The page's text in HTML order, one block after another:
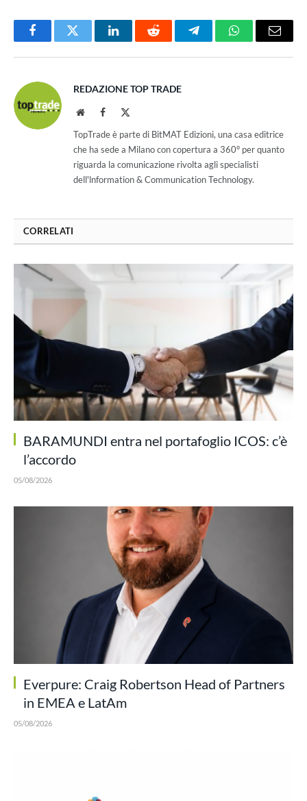
FacebookTwitter LinkedInReddit TelegramWhatsAppEmail
REDAZIONE TOP TRADE
WebsiteFacebook
TopTrade è parte di BitMAT Edizioni, una casa editrice
che ha sede a Milano con copertura a 360° per quanto
riguarda la comunicazione rivolta agli specialisti
dell'lnformation & Communication Technology.
CORRELATI
BARAMUNDI entra nel portafoglio ICOS: c’è
l’accordo
05/08/2026
Everpure: Craig Robertson Head of Partners
in EMEA e LatAm
05/08/2026